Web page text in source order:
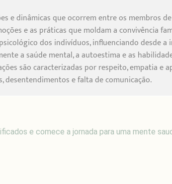
e dinâmicas que ocorrem entre os membros
e as práticas que moldam a convivência
dos indivíduos, influenciando desde a
a saúde mental, a autoestima e as
são caracterizadas por respeito, empatia e
e falta de comunicação.
e comece a jornada para uma mente